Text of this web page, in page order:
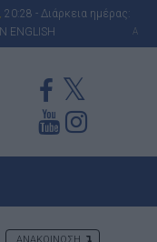
20:28 - Διάρκεια ημέρας:
IN ENGLISH A